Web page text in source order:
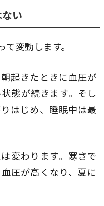
い
変動します。
起きたときに血圧が
態が続きます。そし
はじめ、睡眠中は最
変わります。寒さで
圧が高くなり、夏に